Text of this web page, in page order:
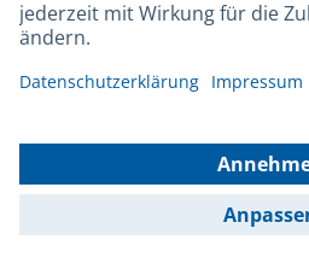
Tourismus
M-Strom
Bürgerservice
Rechtliches und Kontakt
Barrierefreiheit